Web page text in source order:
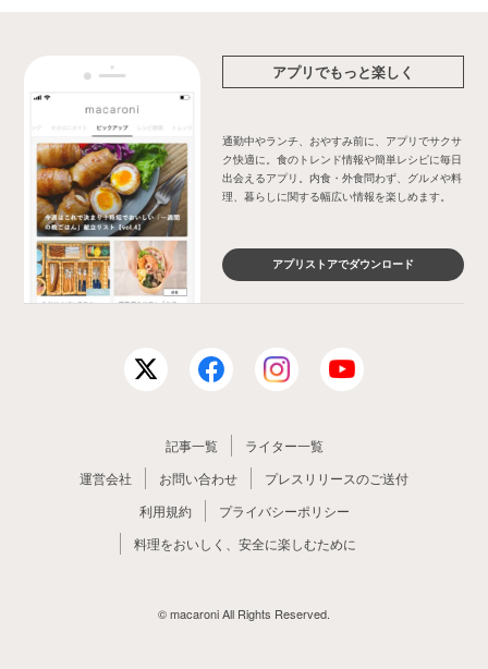
アプリでもっと楽しく
通勤中やランチ、おやすみ前に、アプリでサクサ
ク快適に。食のトレンド情報や簡単レシピに毎日
出会えるアプリ。内食・外食問わず、グルメや料
理、暮らしに関する幅広い情報を楽しめます。
アプリストアでダウンロード
記事一覧
ライター一覧
運営会社
お問い合わせ
プレスリリースのご送付
利用規約
プライバシーポリシー
料理をおいしく、安全に楽しむために
© macaroni All Rights Reserved.